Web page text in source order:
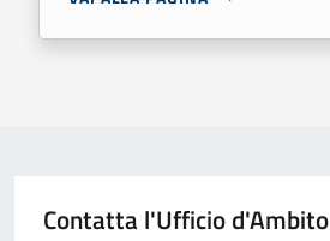
Contatta l'Ufficio d'Ambito